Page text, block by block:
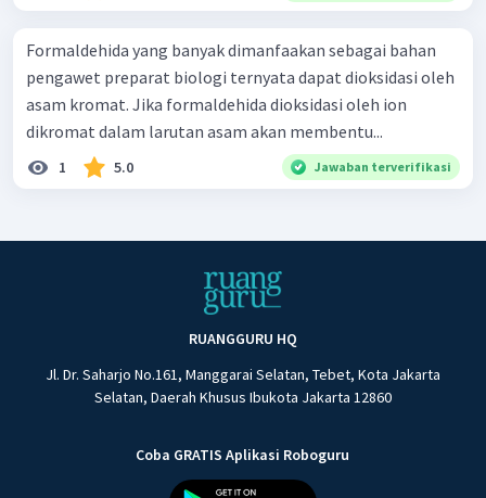
Formaldehida yang banyak dimanfaakan sebagai bahan
pengawet preparat biologi ternyata dapat dioksidasi oleh
asam kromat. Jika formaldehida dioksidasi oleh ion
dikromat dalam larutan asam akan membentu...
1 5.0 Jawaban terverifikasi
RUANGGURU HQ
Jl. Dr. Saharjo No.161, Manggarai Selatan, Tebet, Kota Jakarta
Selatan, Daerah Khusus Ibukota Jakarta 12860
Coba GRATIS Aplikasi Roboguru